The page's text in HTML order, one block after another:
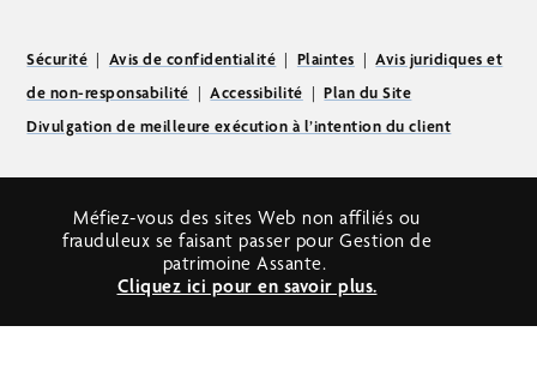
Sécurité | Avis de confidentialité | Plaintes |Avis juridiques et
de non-responsabilité |Accessibilité |Plan du Site
Divulgation de meilleure exécution à l’intention du client
Méfiez-vous des sites Web non affiliés ou
frauduleux se faisant passer pour Gestion de
patrimoine Assante.
Cliquez ici pour en savoir plus.